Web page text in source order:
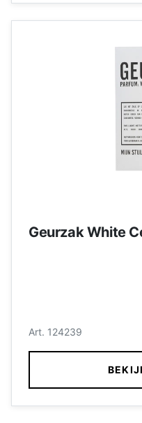
Geurzak White
Art. 124239